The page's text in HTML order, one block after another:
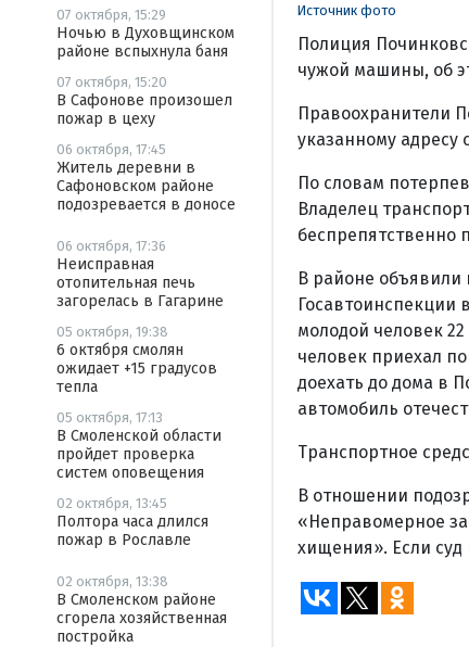
07 октября, 15:29
Ночью в Духовщинском
районе вспыхнула баня
07 октября, 15:20
В Сафонове произошел
пожар в цеху
06 октября, 17:45
Житель деревни в
Сафоновском районе
подозревается в доносе
06 октября, 17:36
Неисправная
отопительная печь
загорелась в Гагарине
05 октября, 19:38
6 октября смолян
ожидает +15 градусов
тепла
05 октября, 17:13
В Смоленской области
пройдет проверка
систем оповещения
02 октября, 13:45
Полтора часа длился
пожар в Рославле
02 октября, 13:38
В Смоленском районе
сгорела хозяйственная
постройка
Источник фото
Полиция
чужой машины, об
Правоохранители
указанному адресу
По словам
Владелец
беспрепятственно
В районе объявили
Госавтоинспекции
молодой человек
человек приехал
доехать до дома в
автомобиль
Транспортное
В отношении
«Неправомерное
хищения». Если